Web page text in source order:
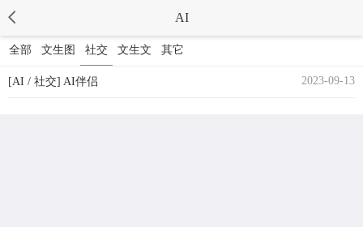
AI
全部 文生图 社交 文生文 其它
[AI / 社交] AI伴侣 2023-09-13